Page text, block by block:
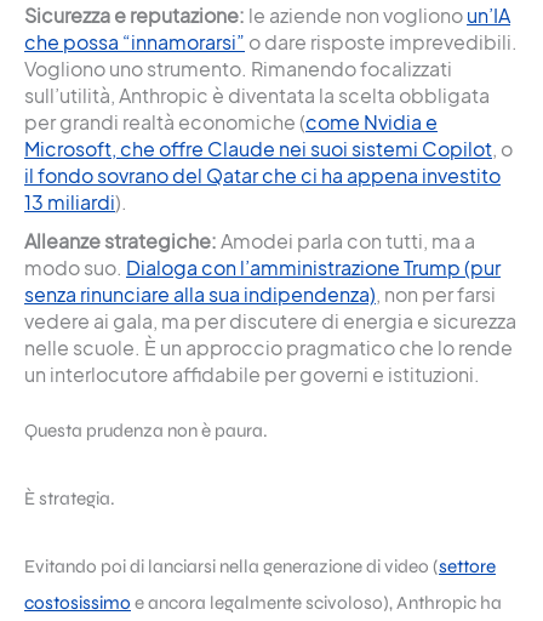
Sicurezza e reputazione: le aziende non voglionoun’IA
che possa “innamorarsi” o dare risposte imprevedibili.
Vogliono uno strumento. Rimanendo focalizzati
sull’utilità, Anthropic è diventata la scelta obbligata
per grandi realtà economiche (come Nvidia e
Microsoft, che offre Claude nei suoi sistemi Copilot, o
il fondo sovrano del Qatar che ci ha appena investito
13 miliardi).
Alleanze strategiche:Amodei parla con tutti, ma a
modo suo. Dialoga con l’amministrazione Trump (pur
senza rinunciare alla sua indipendenza), non per farsi
vedere ai gala, ma per discutere di energia e sicurezza
nelle scuole. È un approccio pragmatico che lo rende
un interlocutore affidabile per governi e istituzioni.
Questa prudenza non è paura.
È strategia.
Evitando poi di lanciarsi nella generazione di video (settore
costosissimo e ancora legalmente scivoloso), Anthropic ha